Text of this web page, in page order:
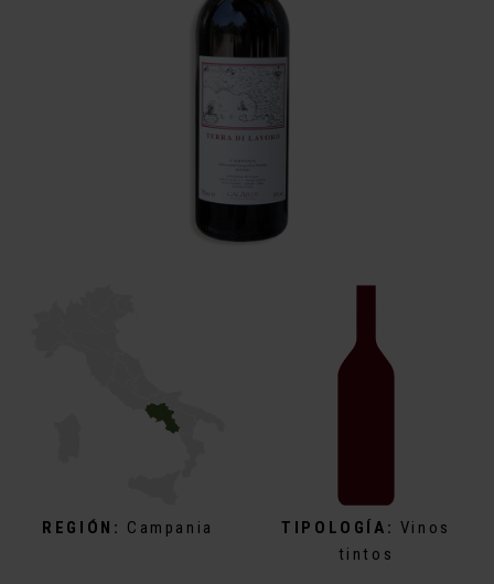
REGIÓN: Campania TIPOLOGÍA: Vinos
tintos